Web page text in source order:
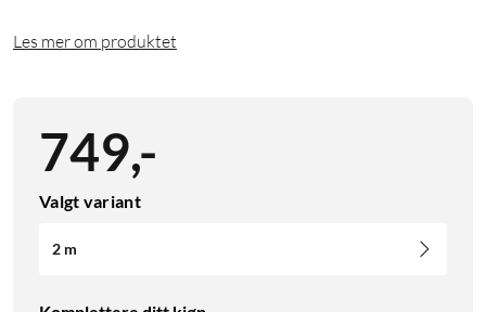
Les mer om produktet
749,-
Valgt variant
2 m